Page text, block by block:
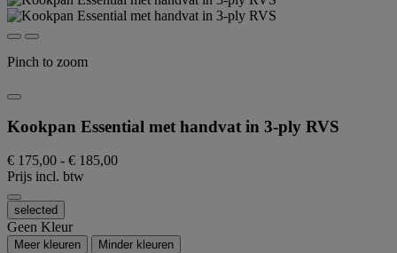
Pinch to zoom
Kookpan Essential met handvat in 3-ply RVS
€ 175,00 - € 185,00
Prijs incl. btw
selected
Geen Kleur
Meer kleuren Minder kleuren